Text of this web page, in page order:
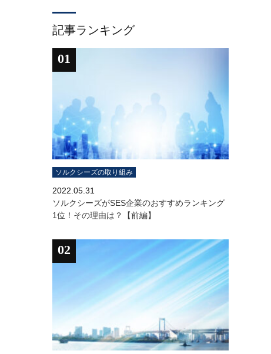
記事ランキング
01
ソルクシーズの取り組み
2022.05.31
ソルクシーズがSES企業のおすすめランキング
1位！その理由は？【前編】
02